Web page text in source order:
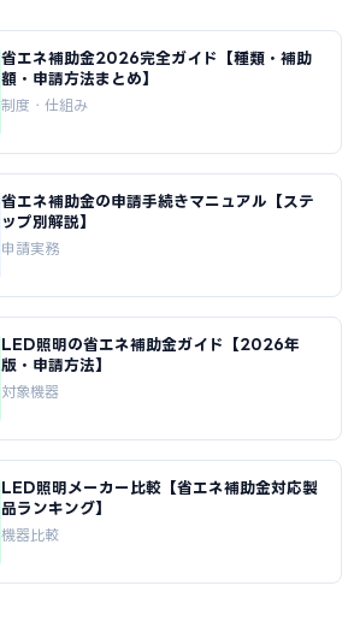
省エネ補助金2026完全ガイド【種類・補助
額・申請方法まとめ】
制度・仕組み
省エネ補助金の申請手続きマニュアル【ステ
ップ別解説】
申請実務
LED照明の省エネ補助金ガイド【2026年
版・申請方法】
対象機器
LED照明メーカー比較【省エネ補助金対応製
品ランキング】
機器比較